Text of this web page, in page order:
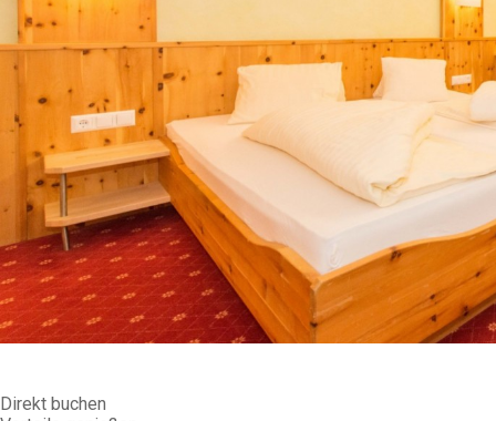
Direkt buchen